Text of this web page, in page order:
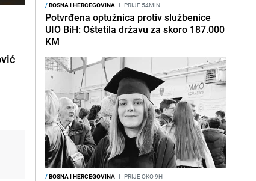
/BOSNA I HERCEGOVINA I PRIJE 54MIN
Potvrđena optužnica protiv službenice
UIO BiH: Oštetila državu za skoro 187.000
KM
/BOSNA I HERCEGOVINA I PRIJE OKO 9H